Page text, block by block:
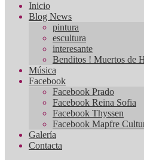
Inicio
Blog News
pintura
escultura
interesante
Benditos ! Muertos de
Música
Facebook
Facebook Prado
Facebook Reina Sofia
Facebook Thyssen
Facebook Mapfre
Galería
Contacta